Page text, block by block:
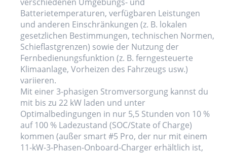
Batterietemperaturen, verfügbaren Leistungen
und anderen Einschränkungen (z. B. lokalen
gesetzlichen Bestimmungen, technischen Normen,
Schieflastgrenzen) sowie der Nutzung der
Fernbedienungsfunktion (z. B. ferngesteuerte
Klimaanlage, Vorheizen des Fahrzeugs usw.)
variieren.
Mit einer 3-phasigen Stromversorgung kannst du
mit bis zu 22 kW laden und unter
Optimalbedingungen in nur 5,5 Stunden von 10 %
auf 100 % Ladezustand (SOC/State of Charge)
kommen (außer smart #5 Pro, der nur mit einem
11-kW-3-Phasen-Onboard-Charger erhältlich ist,